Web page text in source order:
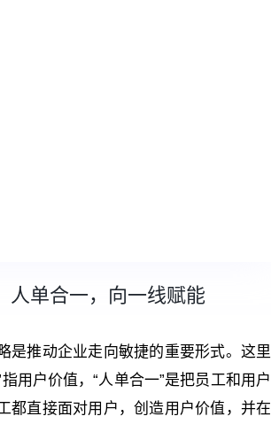
人单合一，向一线赋能
是推动企业走向敏捷的重要形式。这里
指用户价值，“人单合一”是把员工和用户
都直接面对用户，创造用户价值，并在